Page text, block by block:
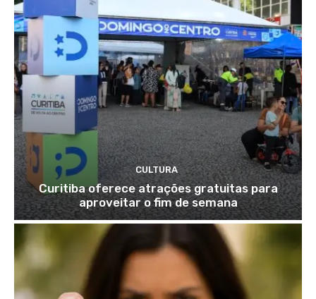
CULTURA
Curitiba oferece atrações gratuitas para
aproveitar o fim de semana